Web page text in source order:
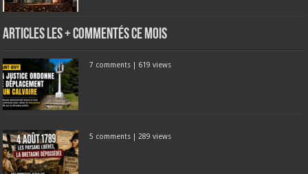
Articles les + commentés ce mois
7 comments | 619 views
5 comments | 289 views